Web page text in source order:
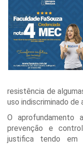
resistência de
uso indiscriminado de
O aprofundamento
prevenção e
justifica tendo